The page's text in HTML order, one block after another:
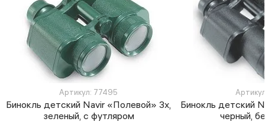
Артикул: 77495
Бинокль детский Navir «Полевой» 3x,
зеленый, с футляром
Бинокль детский
черный,